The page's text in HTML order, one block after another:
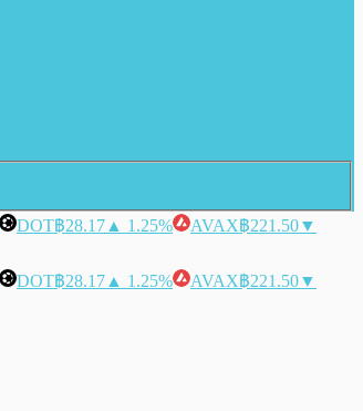
DOT฿28.17 ▲ 1.25% AVAX฿221.50▼
DOT฿28.17 ▲ 1.25% AVAX฿221.50▼